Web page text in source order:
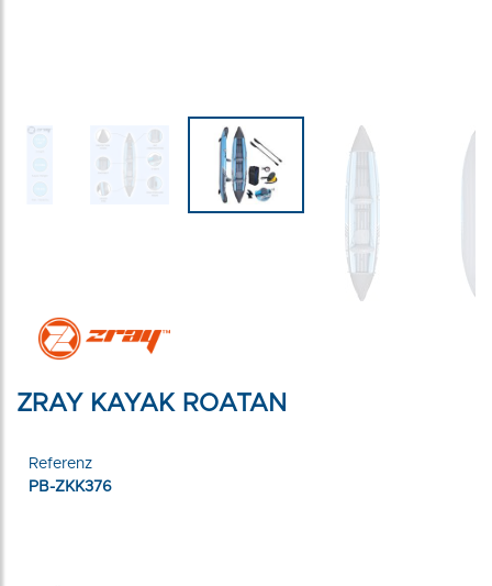
ZRAY KAYAK ROATAN
Referenz
PB-ZKK376